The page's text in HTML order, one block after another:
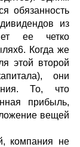
обязанность
из
ее четко
Когда же
этой второй
они
То, что
прибыль,
вещей
компания не